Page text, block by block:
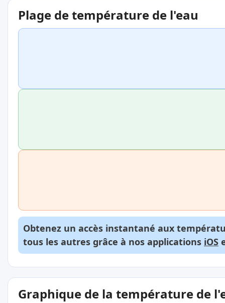
Plage de température de l'eau
Obtenez un accès instantané aux
tous les autres grâce à nos applications iOS
Graphique de la température de